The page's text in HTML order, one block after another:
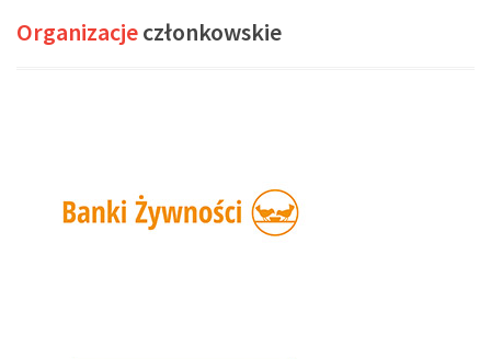
Organizacjeczłonkowskie